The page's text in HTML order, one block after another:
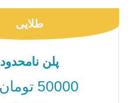
طلایی
پلن نامحدود
50000 تومان